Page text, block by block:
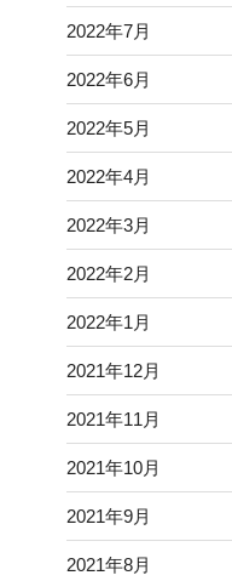
2022年7月
2022年6月
2022年5月
2022年4月
2022年3月
2022年2月
2022年1月
2021年12月
2021年11月
2021年10月
2021年9月
2021年8月